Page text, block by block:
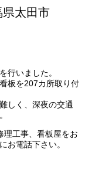
太田市
行いました。
板を207カ所取り付
しく、深夜の交通
理工事、看板屋をお
お電話下さい。